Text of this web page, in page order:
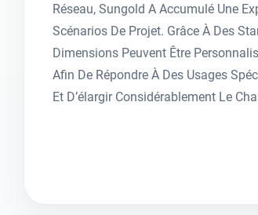
Réseau, Sungold A Accumulé Une
Scénarios De Projet. Grâce À Des
Dimensions Peuvent Être
Afin De Répondre À Des Usages
Et D’élargir Considérablement Le